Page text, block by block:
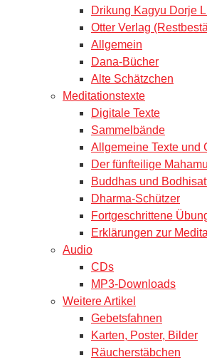
Drikung Kagyu Dorje
Otter Verlag
Allgemein
Dana-Bücher
Alte Schätzchen
Meditationstexte
Digitale Texte
Sammelbände
Allgemeine Texte und
Der fünfteilige
Buddhas und
Dharma-Schützer
Fortgeschrittene
Erklärungen zur
Audio
CDs
MP3-Downloads
Weitere Artikel
Gebetsfahnen
Karten, Poster, Bilder
Räucherstäbchen